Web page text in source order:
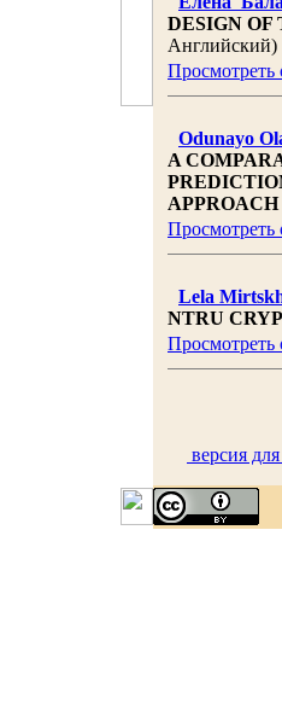
DESIGN
Английский)
Просмотреть
Odunayo
A
APPROACH
Просмотреть
Lela
NTRU
Просмотреть
версия